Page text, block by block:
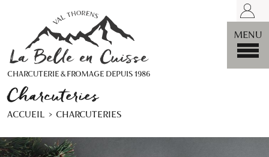
LA
CHARCUTERIE & FROMAGE DEPUIS 1986
MENU
Charcuteries
ACCUEIL CHARCUTERIES